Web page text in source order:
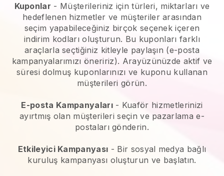
Kuponlar - Müşterileriniz için türleri, miktarları ve
hedeflenen hizmetler ve müşteriler arasından
seçim yapabileceğiniz birçok seçenek içeren
indirim kodları oluşturun. Bu kuponları farklı
araçlarla seçtiğiniz kitleyle paylaşın (e-posta
kampanyalarımızı öneririz). Arayüzünüzde aktif ve
süresi dolmuş kuponlarınızı ve kuponu kullanan
müşterileri görün.
E-posta Kampanyaları- Kuaför hizmetlerinizi
ayırtmış olan müşterileri seçin ve pazarlama e-
postaları gönderin.
Etkileyici Kampanyası - Bir sosyal medya bağlı
kuruluş kampanyası oluşturun ve başlatın.